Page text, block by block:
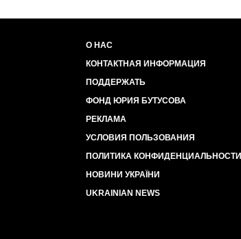
О НАС
КОНТАКТНАЯ ИНФОРМАЦИЯ
ПОДДЕРЖАТЬ
ФОНД ЮРИЯ БУТУСОВА
РЕКЛАМА
УСЛОВИЯ ПОЛЬЗОВАНИЯ
ПОЛИТИКА КОНФИДЕНЦИАЛЬНОСТИ
НОВИНИ УКРАЇНИ
UKRAINIAN NEWS